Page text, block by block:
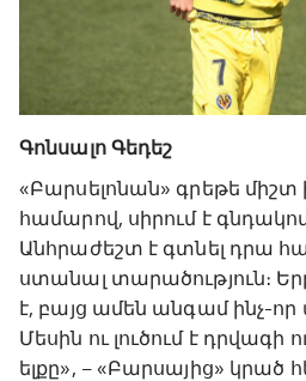
Գոնսալո Գեդեշ
«Բարսելոնան» գրեթե
համարով, սիրում է
Անհրաժեշտ է գտնել դրա
ստանալ տարածություն։
է, բայց ամեն անգամ ինչ-որ
Մեսին ու լուծում է դրվագի
ելքը», – «Բարսայից» կրած